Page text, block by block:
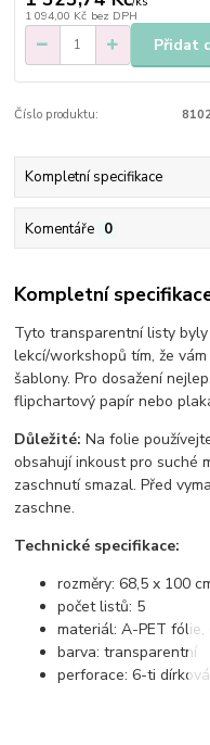
1 094,00 Kč bez DPH
Přidat
Číslo produktu:
Kompletní specifikace
Komentáře 0
Kompletní
Tyto transparentní listy
lekcí/workshopů tím, že
šablony. Pro dosažení
flipchartový papír nebo
Důležité:Na folie
obsahují inkoust pro suché
zaschnutí smazal. Před
zaschne.
Technické specifikace:
rozměry: 68,5 x 100
počet listů: 5
materiál: A-PET fólie,
barva: transparentní
perforace: 6-ti dírková